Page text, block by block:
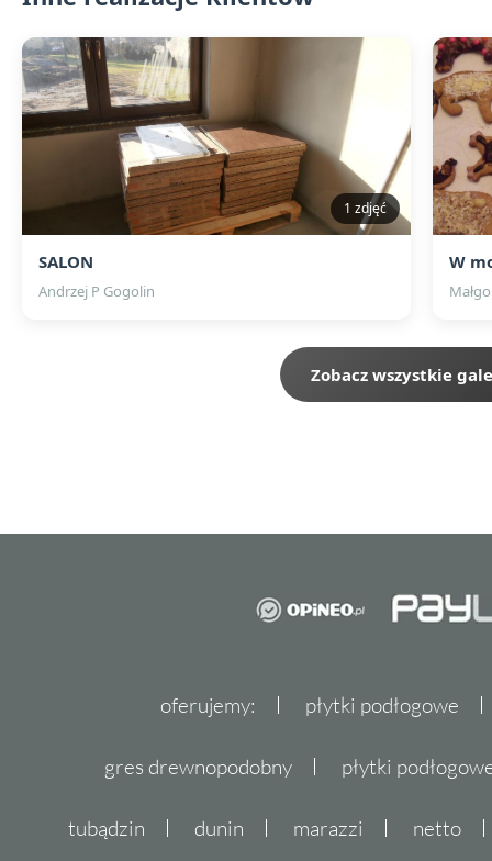
1 zdjęć
SALON
Andrzej P Gogolin
W
Zobacz wszystkie
oferujemy: płytki podłogowe
gres drewnopodobny płytki
tubądzin dunin marazzi netto